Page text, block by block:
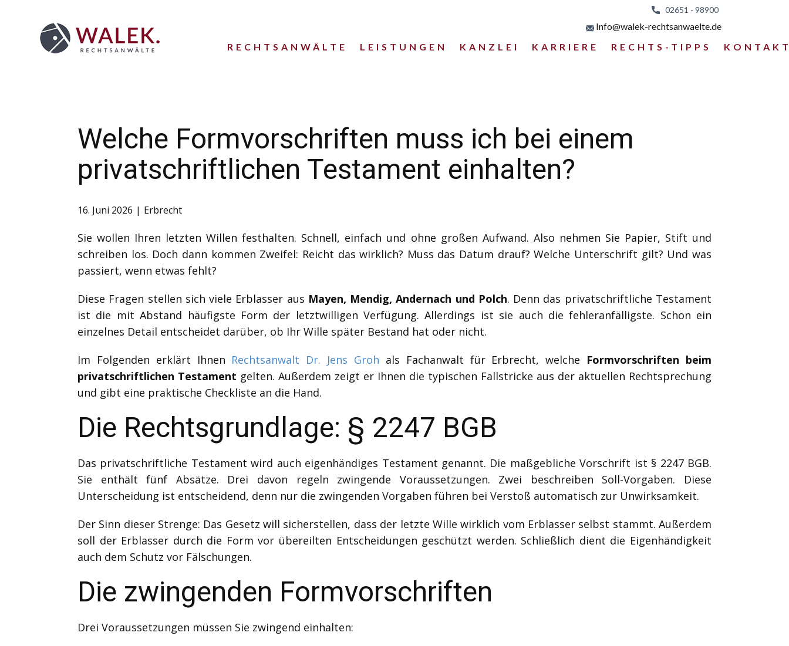
02651 - 98900
RECHTSANWÄLTE LEISTUNGEN KANZLEI KARRIERE RECHTS-TIPPS
Info@walek-rechtsanwaelte.de
Welche Formvorschriften muss ich bei einem
privatschriftlichen Testament einhalten?
16. Juni 2026 Erbrecht
Sie wollen Ihren letzten Willen festhalten. Schnell, einfach und ohne großen Aufwand. Also nehmen Sie Papier, Stift und
schreiben los. Doch dann kommen Zweifel: Reicht das wirklich? Muss das Datum drauf? Welche Unterschrift gilt? Und was
passiert, wenn etwas fehlt?
Diese Fragen stellen sich viele Erblasser aus Mayen, Mendig, Andernach und Polch. Denn das privatschriftliche Testament
ist die mit Abstand häufigste Form der letztwilligen Verfügung. Allerdings ist sie auch die fehleranfälligste. Schon ein
einzelnes Detail entscheidet darüber, ob Ihr Wille später Bestand hat oder nicht.
Im Folgenden erklärt Ihnen Rechtsanwalt Dr. Jens Groh als Fachanwalt für Erbrecht, welche Formvorschriften beim
privatschriftlichen Testament gelten. Außerdem zeigt er Ihnen die typischen Fallstricke aus der aktuellen Rechtsprechung
und gibt eine praktische Checkliste an die Hand.
Die Rechtsgrundlage: § 2247 BGB
Das privatschriftliche Testament wird auch eigenhändiges Testament genannt. Die maßgebliche Vorschrift ist § 2247 BGB.
Sie enthält fünf Absätze. Drei davon regeln zwingende Voraussetzungen. Zwei beschreiben Soll-Vorgaben. Diese
Unterscheidung ist entscheidend, denn nur die zwingenden Vorgaben führen bei Verstoß automatisch zur Unwirksamkeit.
Der Sinn dieser Strenge: Das Gesetz will sicherstellen, dass der letzte Wille wirklich vom Erblasser selbst stammt. Außerdem
soll der Erblasser durch die Form vor übereilten Entscheidungen geschützt werden. Schließlich dient die Eigenhändigkeit
auch dem Schutz vor Fälschungen.
Die zwingenden Formvorschriften
Drei Voraussetzungen müssen Sie zwingend einhalten: